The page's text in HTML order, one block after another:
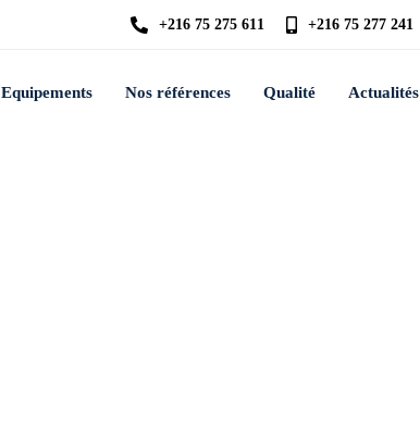
+216 75 275 611 +216 75 277 241
Equipements Nos références Qualité Actualités